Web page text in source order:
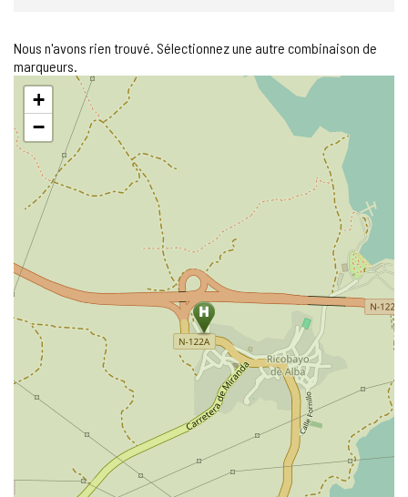
Nous n'avons rien trouvé. Sélectionnez une autre combinaison de
marqueurs.
Sauter
carte
+
−